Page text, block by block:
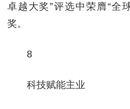
卓越大奖”评选中荣膺“全
奖。
8
科技赋能主业